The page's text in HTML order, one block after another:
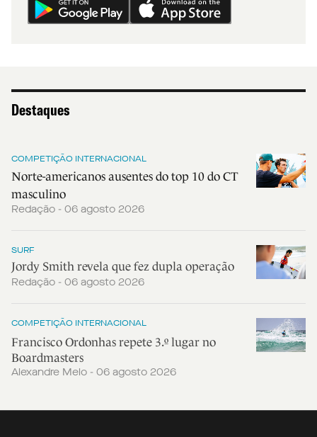
Destaques
COMPETIÇÃO INTERNACIONAL
Norte-americanos ausentes do top 10 do CT
masculino
Redação - 06 agosto 2026
SURF
Jordy Smith revela que fez dupla operação
Redação - 06 agosto 2026
COMPETIÇÃO INTERNACIONAL
Francisco Ordonhas repete 3.º lugar no
Boardmasters
Alexandre Melo - 06 agosto 2026